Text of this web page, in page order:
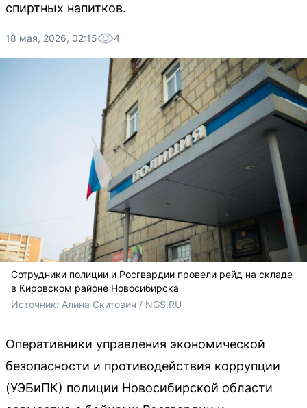
спиртных напитков.
18 мая, 2026, 02:15 4
Сотрудники полиции и Росгвардии провели рейд на складе
в Кировском районе Новосибирска
Источник: Алина Скитович / NGS.RU
Оперативники управления экономической
безопасности и противодействия коррупции
(УЭБиПК) полиции Новосибирской области